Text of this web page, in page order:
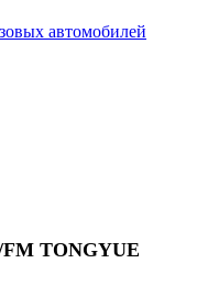
автомобилей
TONGYUE